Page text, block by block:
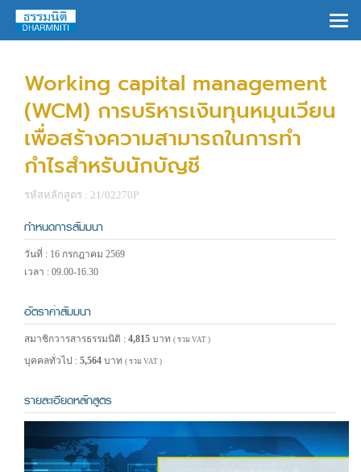
Working capital management
(WCM) การบริหารเงินทุนหมุนเวียน
เพื่อสร้างความสามารถในการทำ
กำไรสำหรับนักบัญชี
รหัสหลักสูตร : 21/02270P
กำหนดการสัมมนา
วันที่ : 16 กรกฎาคม 2569
เวลา : 09.00-16.30
อัตราค่าสัมมนา
สมาชิกวารสารธรรมนิติ : 4,815 บาท ( รวม VAT )
บุคคลทั่วไป : 5,564 บาท ( รวม VAT )
รายละเอียดหลักสูตร
×